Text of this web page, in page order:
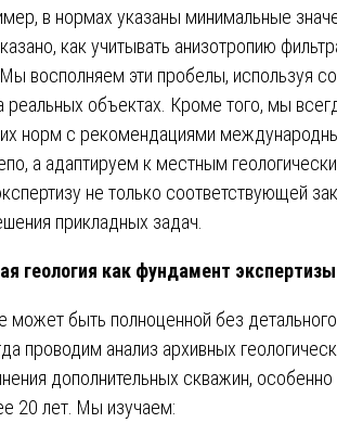
в нормах указаны минимальные
как учитывать анизотропию
восполняем эти пробелы, используя
реальных объектах. Кроме того, мы
норм с рекомендациями
а адаптируем к местным
не только соответствующей
прикладных задач.
геология как фундамент экспертизы
может быть полноценной без
проводим анализ архивных
дополнительных скважин,
20 лет. Мы изучаем: